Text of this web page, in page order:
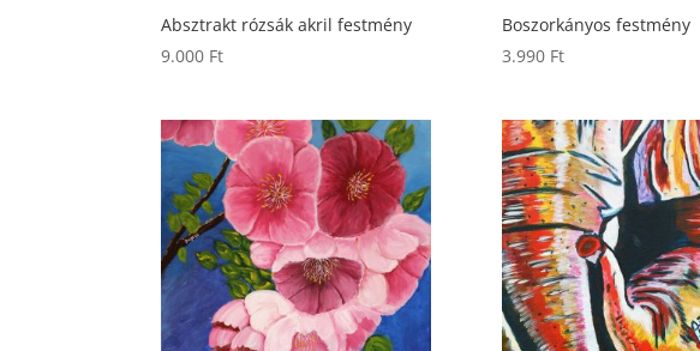
Absztrakt rózsák akril festmény
9.000 Ft
Boszorkányos festmény
3.990 Ft